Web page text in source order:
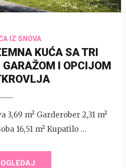
IZ SNOVA
KUĆA SA TRI
GARAŽOM I OPCIJOM
3,69 m² Garderober 2,31 m²
16,51 m² Kupatilo …